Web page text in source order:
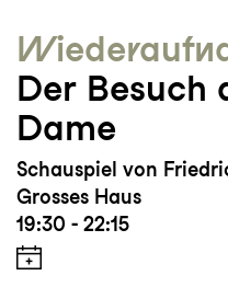
Der Besuch
Dame
Schauspiel von
Grosses Haus
19:30 - 22:15